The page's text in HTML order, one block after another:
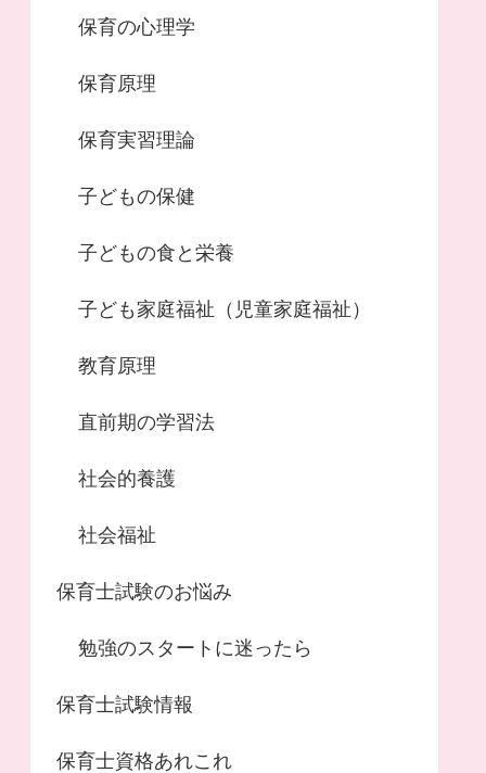
保育の心理学
保育原理
保育実習理論
子どもの保健
子どもの食と栄養
子ども家庭福祉（児童家庭福祉）
教育原理
直前期の学習法
社会的養護
社会福祉
保育士試験のお悩み
勉強のスタートに迷ったら
保育士試験情報
保育士資格あれこれ